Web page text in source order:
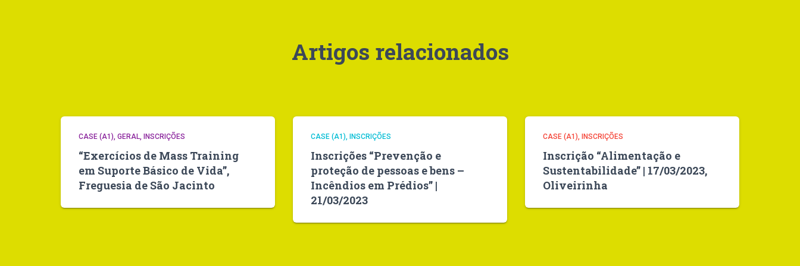
Artigos relacionados
CASE (A1) GERAL INSCRIÇÕES
“Exercícios de Mass Training
em Suporte Básico de Vida”,
Freguesia de São Jacinto
CASE (A1) INSCRIÇÕES
Inscrições “Prevenção e
proteção de pessoas e bens –
Incêndios em Prédios” |
21/03/2023
CASE (A1) INSCRIÇÕES
Inscrição “Alimentação e
Sustentabilidade” | 17/03/2023,
Oliveirinha